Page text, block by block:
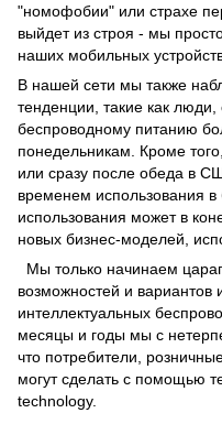
"номофобии" или страхе
выйдет из строя - мы
наших мобильных
В нашей сети мы также
тенденции, такие как
беспроводному питанию
понедельникам. Кроме
или сразу после обеда в
временем использования
использования может в
новых бизнес-моделей,
Мы только начинаем
возможностей и вариантов
интеллектуальных
месяцы и годы мы с
что потребители,
могут сделать с помощью
technology.